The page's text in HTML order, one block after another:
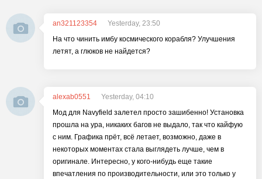
an321123354
Yesterday, 23:50
На что чинить имбу космического корабля? Улучшения
летят, а глюков не найдется?
alexab0551
Yesterday, 04:10
Мод для Navyfield залетел просто зашибенно! Установка
прошла на ура, никаких багов не выдало, так что кайфую
с ним. Графика прёт, всё летает, возможно, даже в
некоторых моментах стала выглядеть лучше, чем в
оригинале. Интересно, у кого-нибудь еще такие
впечатления по производительности, или это только у